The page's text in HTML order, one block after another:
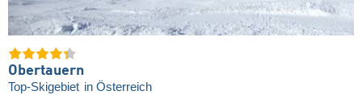
Obertauern
Top-Skigebiet in Österreich